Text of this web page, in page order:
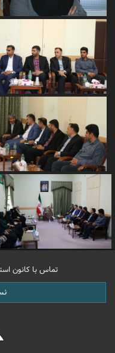
تماس با کانون